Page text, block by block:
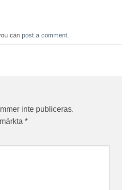
can post a comment
inte publiceras.
*